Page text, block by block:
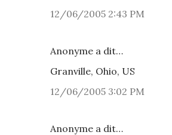
12/06/2005 2:43 PM
Anonyme a dit…
Granville, Ohio, US
12/06/2005 3:02 PM
Anonyme a dit…